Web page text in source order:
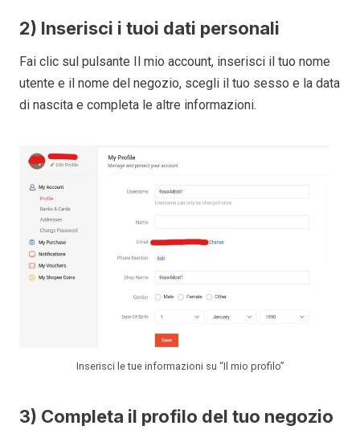
2) Inserisci i tuoi dati personali
Fai clic sul pulsante Il mio account, inserisci il tuo nome
utente e il nome del negozio, scegli il tuo sesso e la data
di nascita e completa le altre informazioni.
Inserisci le tue informazioni su “Il mio profilo”
3) Completa il profilo del tuo negozio